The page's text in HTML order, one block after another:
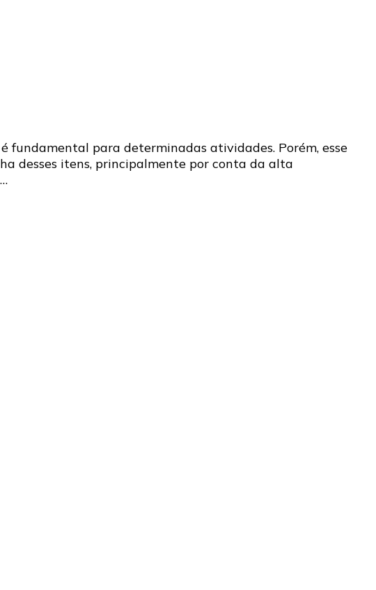
fundamental para determinadas atividades. Porém, esse
desses itens, principalmente por conta da alta